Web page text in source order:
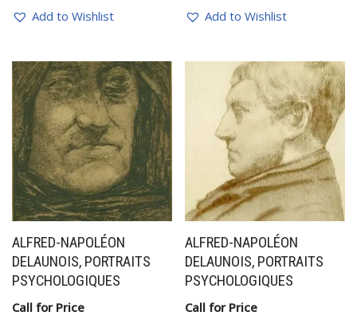
Add to Wishlist Add to Wishlist
ALFRED-NAPOLÉON
DELAUNOIS, PORTRAITS
PSYCHOLOGIQUES
Call for Price
ALFRED-NAPOLÉON
DELAUNOIS, PORTRAITS
PSYCHOLOGIQUES
Call for Price